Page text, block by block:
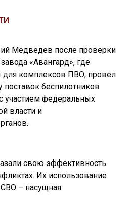
Медведев после проверки
«Авангард», где
для комплексов ПВО, провел
беспилотников
участием федеральных
власти и
свою эффективность
Их использование
– насущная